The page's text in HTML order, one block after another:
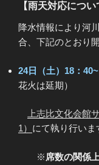
【雨天対応につい
降水情報により河
合、下記のとおり
24日（土）18：
花火は延期）
上志比文化会館
1 ） にて執り行いま
※ 席数の関係